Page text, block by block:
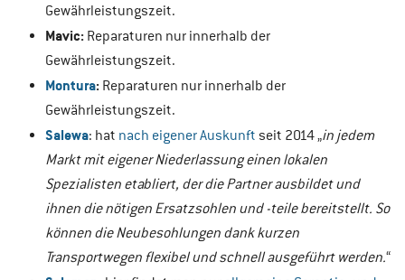
Gewährleistungszeit.
Mavic: Reparaturen nur innerhalb der
Gewährleistungszeit.
Montura: Reparaturen nur innerhalb der
Gewährleistungszeit.
Salewa: hat nach eigener Auskunft seit 2014 „in jedem
Markt mit eigener Niederlassung einen lokalen
Spezialisten etabliert, der die Partner ausbildet und
ihnen die nötigen Ersatzsohlen und -teile bereitstellt. So
können die Neubesohlungen dank kurzen
Transportwegen flexibel und schnell ausgeführt werden.“